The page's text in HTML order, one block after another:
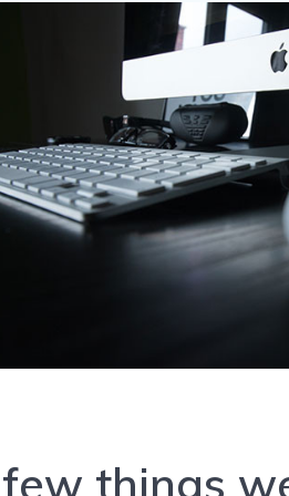
things